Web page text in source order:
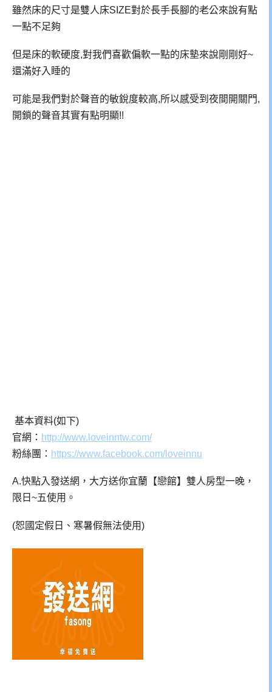
雖然床的尺寸是雙人床SIZE對於長手長腳的老公來說有點
一點不足夠
但是床的軟硬度,對我們喜歡偏軟一點的床墊來說剛剛好~
還滿好入睡的
可能是我們對於聲音的敏銳度較高,所以感受到夜間開關門,
開鎖的聲音其實有點明顯!!
基本資料(如下)
官網： http://www.loveinntw.com/
粉絲團： https://www.facebook.com/loveinnu
A.快點入發送網，大方送你宜蘭【戀館】雙人房型一晚，
限日~五使用。
(恕國定假日、寒暑假無法使用)